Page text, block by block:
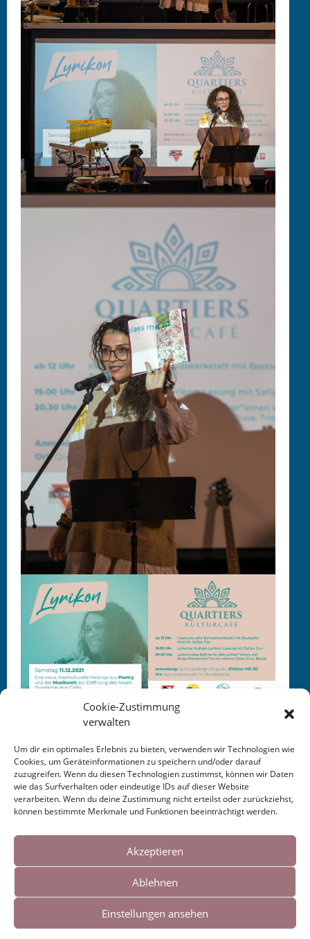
Cookies helfen uns bei der Bereitstellung
unserer Inhalte und Dienste. Durch die
weitere Nutzung der Webseite stimmen Sie
der Verwendung von Cookies zu.
Okay!
Cookie-Zustimmung
verwalten
Um dir ein optimales Erlebnis zu bieten, verwenden wir Technologien wie
Cookies, um Geräteinformationen zu speichern und/oder darauf
zuzugreifen. Wenn du diesen Technologien zustimmst, können wir Daten
wie das Surfverhalten oder eindeutige IDs auf dieser Website
verarbeiten. Wenn du deine Zustimmung nicht erteilst oder zurückziehst,
können bestimmte Merkmale und Funktionen beeinträchtigt werden.
Akzeptieren
Ablehnen
Einstellungen ansehen
This entry was posted inKALENDER. Bookmark the
permalink.
Rumpenheim 2021
Lesung Literaturhaus
Frankfurt 2021→
Impressum|Links